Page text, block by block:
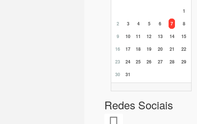
1
2
3 4 5 6 7
8
9
10 11 12 13 14
15
16
17 18 19 20 21
22
23
24 25 26 27 28
29
30
31
Redes Sociais